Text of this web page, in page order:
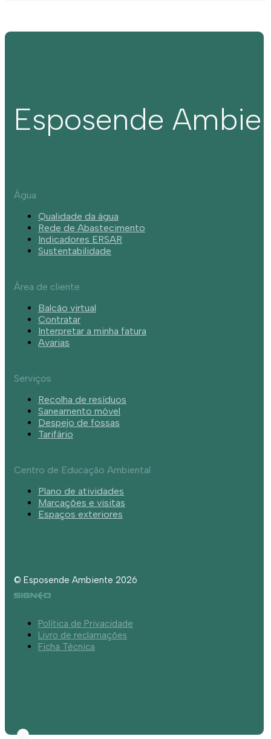
Esposende
Água
Qualidade da água
Rede de Abastecimento
Indicadores ERSAR
Sustentabilidade
Área de cliente
Balcão virtual
Contratar
Interpretar a minha fatura
Avarias
Serviços
Recolha de resíduos
Saneamento móvel
Despejo de fossas
Tarifário
Centro de Educação Ambiental
Plano de atividades
Marcações e visitas
Espaços exteriores
© Esposende Ambiente 2026
Política de Privacidade
Livro de reclamações
Ficha Técnica